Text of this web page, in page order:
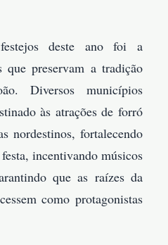
deste ano foi a
que preservam a tradição
Diversos municípios
às atrações de forró
nordestinos, fortalecendo
incentivando músicos
que as raízes da
como protagonistas